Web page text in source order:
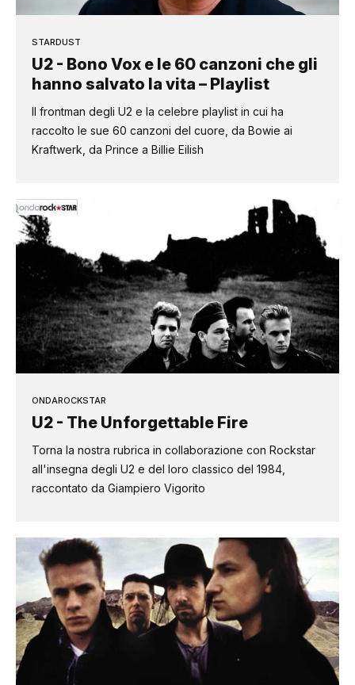
STARDUST
U2 - Bono Vox e le 60 canzoni che gli
hanno salvato la vita – Playlist
Il frontman degli U2 e la celebre playlist in cui ha
raccolto le sue 60 canzoni del cuore, da Bowie ai
Kraftwerk, da Prince a Billie Eilish
ONDAROCKSTAR
U2 - The Unforgettable Fire
Torna la nostra rubrica in collaborazione con Rockstar
all'insegna degli U2 e del loro classico del 1984,
raccontato da Giampiero Vigorito